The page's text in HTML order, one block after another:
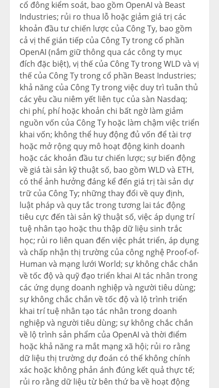
cổ đông kiểm soát, bao gồm OpenAI và Beast
Industries; rủi ro thua lỗ hoặc giảm giá trị các
khoản đầu tư chiến lược của Công Ty, bao gồm
cả vị thế gián tiếp của Công Ty trong cổ phần
OpenAI (nắm giữ thông qua các công ty mục
đích đặc biệt), vị thế của Công Ty trong WLD và vị
thế của Công Ty trong cổ phần Beast Industries;
khả năng của Công Ty trong việc duy trì tuân thủ
các yêu cầu niêm yết liên tục của sàn Nasdaq;
chi phí, phí hoặc khoản chi bất ngờ làm giảm
nguồn vốn của Công Ty hoặc làm chậm việc triển
khai vốn; không thể huy động đủ vốn để tài trợ
hoặc mở rộng quy mô hoạt động kinh doanh
hoặc các khoản đầu tư chiến lược; sự biến động
về giá tài sản kỹ thuật số, bao gồm WLD và ETH,
có thể ảnh hưởng đáng kể đến giá trị tài sản dự
trữ của Công Ty; những thay đổi về quy định,
luật pháp và quy tắc trong tương lai tác động
tiêu cực đến tài sản kỹ thuật số, việc áp dụng trí
tuệ nhân tạo hoặc thu thập dữ liệu sinh trắc
học; rủi ro liên quan đến việc phát triển, áp dụng
và chấp nhận thị trường của công nghệ Proof-of-
Human và mạng lưới World; sự không chắc chắn
về tốc độ và quỹ đạo triển khai AI tác nhân trong
các ứng dụng doanh nghiệp và người tiêu dùng;
sự không chắc chắn về tốc độ và lộ trình triển
khai trí tuệ nhân tạo tác nhân trong doanh
nghiệp và người tiêu dùng; sự không chắc chắn
về lộ trình sản phẩm của OpenAI và thời điểm
hoặc khả năng ra mắt mạng xã hội; rủi ro rằng
dữ liệu thị trường dự đoán có thể không chính
xác hoặc không phản ánh đúng kết quả thực tế;
rủi ro rằng dữ liệu từ bên thứ ba về hoạt động